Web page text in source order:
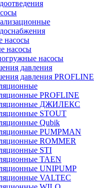
насосы
насосы
насосы
давления
давления PROFLINE
PROFLINE
ДЖИЛЕКС
STOUT
Qubik
PUMPMAN
ROMMER
STI
TAEN
UNIPUMP
VALTEC